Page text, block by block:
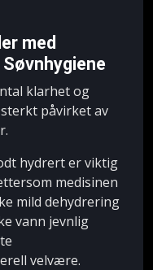
med
klarhet og
påvirket av
hydrert er viktig
medisinen
mild dehydrering
vann jevnlig
velvære.